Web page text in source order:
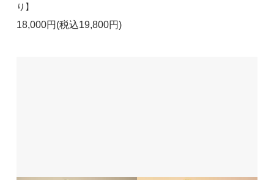
り】
18,000円(税込19,800円)